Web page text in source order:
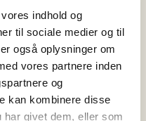
indhold og
til sociale medier og til
også oplysninger om
vores partnere inden
og
kan kombinere disse
har givet dem, eller som